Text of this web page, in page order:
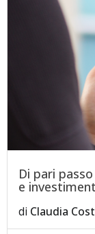
Di pari
e
di Claudia